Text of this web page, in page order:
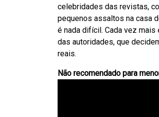
celebridades das revistas,
pequenos assaltos na casa
é nada difícil. Cada vez
das autoridades, que
reais.
Não recomendado para